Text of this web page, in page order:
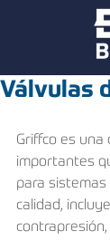
Válvulas
Griffco es una
importantes
para
calidad,
contrapresión,